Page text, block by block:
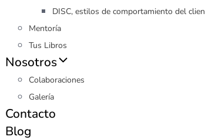
DISC, estilos de comportamiento del
Mentoría
Tus Libros
Nosotros
Colaboraciones
Galería
Contacto
Blog